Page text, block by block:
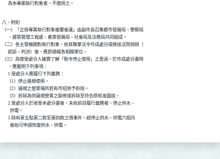
      為本專案執行對象者，不適用之。
八、附則
（一）「正俗專案執行對象複審會議」由副市長召集都市發展局、警察局
      、建築管理工程處、產業發展局、社會局及法務局共同組成。
（二）各主管機關對執行對象，依其職掌法令作成處分或移送法院偵辦（
      起訴、判決）後，應即通報各相關單位。
（三）為使受處分人確實了解「勒令停止使用」之意涵，於作成處分書時
      ，應載明下列事項：
      1.受處分人應履行下列義務：
     （1）停止違規使用。
     （2）違規之營業場所若有市招併予拆除。
     （3）拆除為供違規營業之裝修或拆除至符合原核准圖說。
      2.受處分人於收受本處分書後，未依前目履行義務者，停止供水、
        供電。
      3.除有第五點第二款至第四款之情事外，經停止供水、供電六個月
        後始可申請恢復供水、供電。